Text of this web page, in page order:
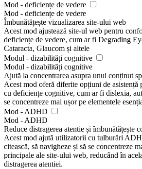
Mod - deficiențe de vedere
Mod - deficiențe de vedere
Îmbunătățește vizualizarea site-ului web
Acest mod ajustează site-ul web pentru
deficiențe de vedere, cum ar fi Degrading
Cataracta, Glaucom și altele
Modul - dizabilități cognitive
Modul - dizabilități cognitive
Ajută la concentrarea asupra unui conținut
Acest mod oferă diferite opțiuni de asistență
cu deficiențe cognitive, cum ar fi dislexia,
se concentreze mai ușor pe elementele
Mod - ADHD
Mod - ADHD
Reduce distragerea atentie și îmbunătățește
Acest mod ajută utilizatorii cu tulburări
citească, să navigheze și să se concentreze
principale ale site-ului web, reducând în
distragerea atentiei.